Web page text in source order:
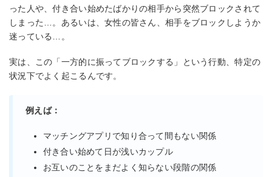
った人や、付き合い始めたばかりの相手から突然ブロックされて
しまった…。あるいは、女性の皆さん、相手をブロックしようか
迷っている…。
実は、この「一方的に振ってブロックする」という行動、特定の
状況下でよく起こるんです。
例えば：
マッチングアプリで知り合って間もない関係
付き合い始めて日が浅いカップル
お互いのことをまだよく知らない段階の関係